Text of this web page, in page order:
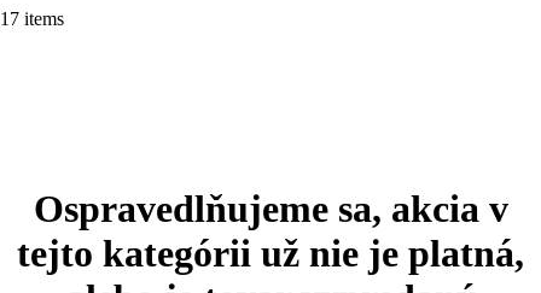
17 items
Ospravedlňujeme sa, akcia v
tejto kategórii už nie je platná,